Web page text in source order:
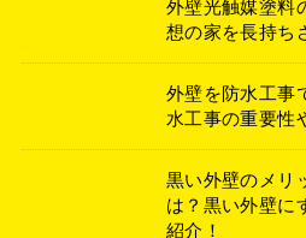
外壁光触媒塗料
想の家を長持ち
外壁を防水工事
水工事の重要性
黒い外壁のメリ
は？黒い外壁に
紹介！